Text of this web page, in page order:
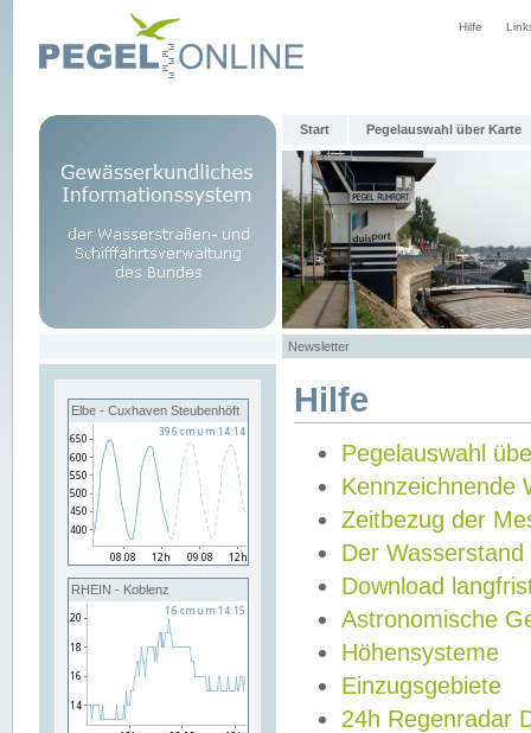
Hilfe
Start Pegelauswahl über Karte
Newsletter
Elbe - Cuxhaven Steubenhöft
RHEIN - Koblenz
Hilfe
Pegelauswahl
Kennzeichnende
Zeitbezug der
Der Wasserstand
Download
Astronomische
Höhensysteme
Einzugsgebiete
24h Regenradar